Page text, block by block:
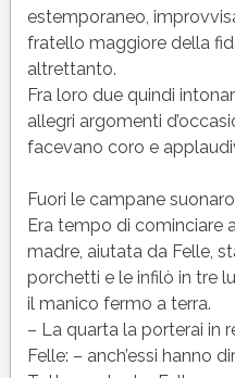
estemporaneo,
fratello maggiore della
altrettanto.
Fra loro due quindi
allegri argomenti
facevano coro e
Fuori le campane
Era tempo di cominciare
madre, aiutata da Felle,
porchetti e le infilò in tre
il manico fermo a terra.
– La quarta la porterai in
Felle: – anch’essi hanno